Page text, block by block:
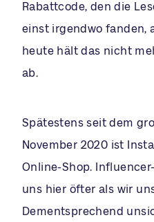
Rabattcode, den die
einst irgendwo fanden,
heute hält das nicht
ab.
Spätestens seit dem
November 2020 ist
Online-Shop.
uns hier öfter als wir
Dementsprechend